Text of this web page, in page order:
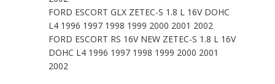
FORD ESCORT GLX ZETEC-S 1.8 L 16V DOHC
L4 1996 1997 1998 1999 2000 2001 2002
FORD ESCORT RS 16V NEW ZETEC-S 1.8 L 16V
DOHC L4 1996 1997 1998 1999 2000 2001
2002